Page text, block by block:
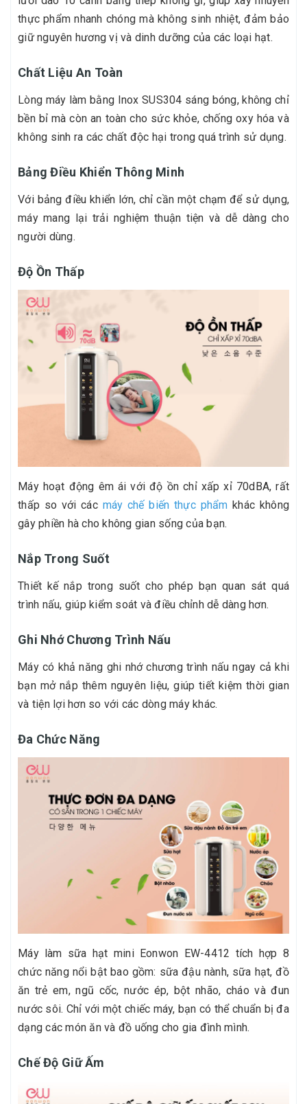
thực phẩm nhanh chóng mà không sinh nhiệt, đảm bảo
giữ nguyên hương vị và dinh dưỡng của các loại hạt.
Chất Liệu An Toàn
Lòng máy làm bằng Inox SUS304 sáng bóng, không chỉ
bền bỉ mà còn an toàn cho sức khỏe, chống oxy hóa và
không sinh ra các chất độc hại trong quá trình sử dụng.
Bảng Điều Khiển Thông Minh
Với bảng điều khiển lớn, chỉ cần một chạm để sử dụng,
máy mang lại trải nghiệm thuận tiện và dễ dàng cho
người dùng.
Độ Ồn Thấp
Máy hoạt động êm ái với độ ồn chỉ xấp xỉ 70dBA, rất
thấp so với các máy chế biến thực phẩm khác không
gây phiền hà cho không gian sống của bạn.
Nắp Trong Suốt
Thiết kế nắp trong suốt cho phép bạn quan sát quá
trình nấu, giúp kiểm soát và điều chỉnh dễ dàng hơn.
Ghi Nhớ Chương Trình Nấu
Máy có khả năng ghi nhớ chương trình nấu ngay cả khi
bạn mở nắp thêm nguyên liệu, giúp tiết kiệm thời gian
và tiện lợi hơn so với các dòng máy khác.
Đa Chức Năng
Máy làm sữa hạt mini Eonwon EW-4412 tích hợp 8
chức năng nổi bật bao gồm: sữa đậu nành, sữa hạt, đồ
ăn trẻ em, ngũ cốc, nước ép, bột nhão, cháo và đun
nước sôi. Chỉ với một chiếc máy, bạn có thể chuẩn bị đa
dạng các món ăn và đồ uống cho gia đình mình.
Chế Độ Giữ Ấm